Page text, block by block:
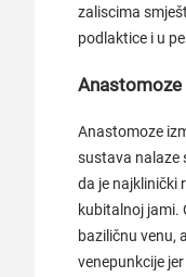
zaliscima
podlaktice i u
Anastomoze
Anastomoze
sustava nalaze
da je najklinički
kubitalnoj jami.
baziličnu venu,
venepunkcije